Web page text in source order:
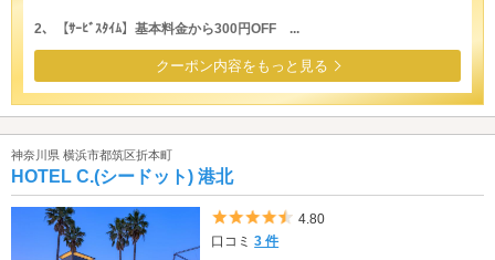
2、【ｻｰﾋﾞｽﾀｲﾑ】基本料金から300円OFF ...
クーポン内容をもっと見る
神奈川県 横浜市都筑区折本町
HOTEL C.(シードット) 港北
5つ星のうち4.5
4.80
口コミ3 件